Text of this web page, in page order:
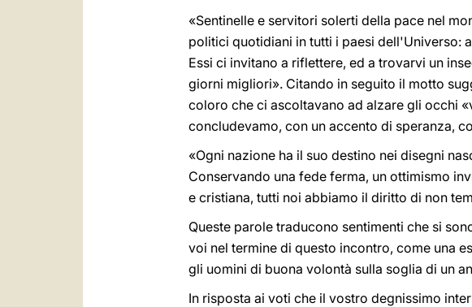
«Sentinelle e servitori solerti della pace nel
politici quotidiani in tutti i paesi dell'Universo:
Essi ci invitano a riflettere, ed a trovarvi un
giorni migliori». Citando in seguito il motto
coloro che ci ascoltavano ad alzare gli occhi
concludevamo, con un accento di speranza,
«Ogni nazione ha il suo destino nei disegni
Conservando una fede ferma, un ottimismo
e cristiana, tutti noi abbiamo il diritto di non
Queste parole traducono sentimenti che si
voi nel termine di questo incontro, come una
gli uomini di buona volontà sulla soglia di un
In risposta ai voti che il vostro degnissimo